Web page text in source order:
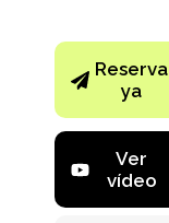
Reserva
ya
Ver
vídeo